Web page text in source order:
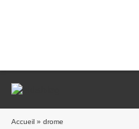
Accueil » drome